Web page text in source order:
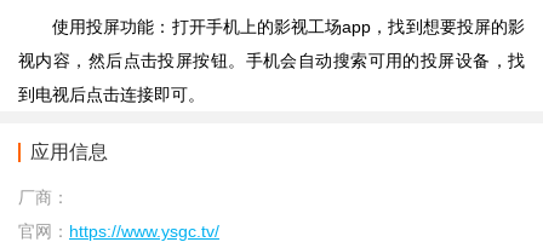
使用投屏功能：打开手机上的影视工场app，找到想要投屏的影
视内容，然后点击投屏按钮。手机会自动搜索可用的投屏设备，找
到电视后点击连接即可。
应用信息
厂商：
官网： https://www.ysgc.tv/